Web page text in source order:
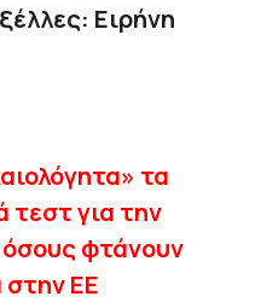
Ειρήνη
τα
τεστ για την
φτάνουν
στην ΕE